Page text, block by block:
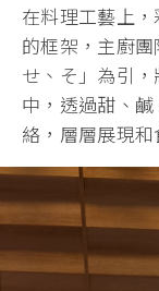
在料理工藝上
的框架，主廚
せ、そ」為引
中，透過甜、
絡，層層展現